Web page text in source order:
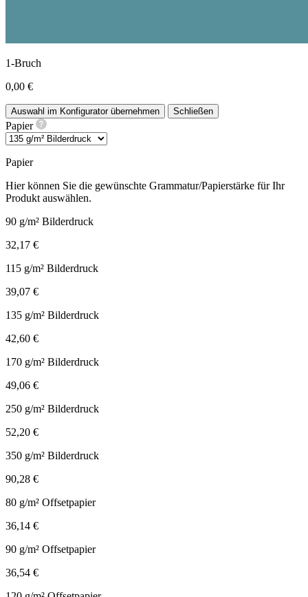
1-Bruch
0,00 €
Auswahl im Konfigurator übernehmen Schließen
Papier
Papier
Hier können Sie die gewünschte Grammatur/Papierstärke für Ihr
Produkt auswählen.
90 g/m² Bilderdruck
32,17 €
115 g/m² Bilderdruck
39,07 €
135 g/m² Bilderdruck
42,60 €
170 g/m² Bilderdruck
49,06 €
250 g/m² Bilderdruck
52,20 €
350 g/m² Bilderdruck
90,28 €
80 g/m² Offsetpapier
36,14 €
90 g/m² Offsetpapier
36,54 €